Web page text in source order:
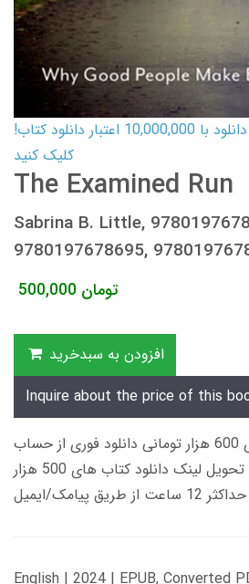
کارت اعتباری کتاب دانلود با 10,000,000 اعتبار دانلود کتاب!
کلیک کنید
The Examined Run
Sabrina B. Little,
9780197678695,
500,000 تومان
افزودن به سبدخرید
Inquire about the price of this
زمان تحویل کتاب های 600 هزار تومانی دانلود فوری از حساب
کاربری می باشد، و زمان تحویل لینک دانلود کتاب های 500 هزار
طریق پیامک/ایمیل
English | 2024 | EPUB, Converted